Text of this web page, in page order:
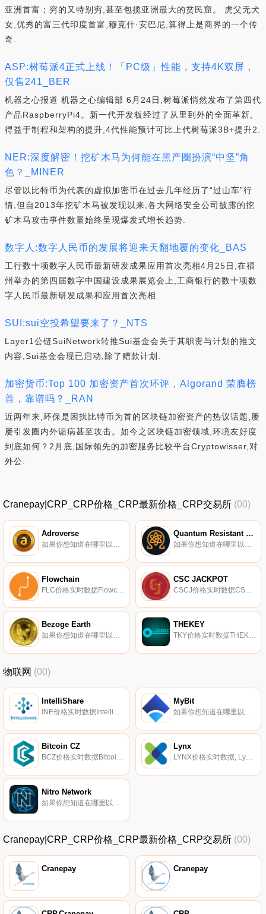
亚洲首富；穷的又特别穷,甚至包揽亚洲最大的贫民窟。 虎父无犬
女,优秀的富三代印度首富,穆克什·安巴尼,算得上是商界的一个传
奇.
ASP:树莓派4正式上线！「PC级」性能，支持4K双屏，
仅售241_BER
机器之心报道 机器之心编辑部 6月24日,树莓派悄然发布了第四代
产品RaspberryPi4。新一代开发板经过了从里到外的全面革新,
得益于制程和架构的提升,4代性能预计可比上代树莓派3B+提升2.
NER:深度解密！挖矿木马为何能在黑产圈扮演“中坚”角
色？_MINER
尽管以比特币为代表的虚拟加密币在过去几年经历了“过山车”行
情,但自2013年挖矿木马被发现以来,各大网络安全公司披露的挖
矿木马攻击事件数量始终呈现爆发式增长趋势.
数字人:数字人民币的发展将迎来天翻地覆的变化_BAS
工行数十项数字人民币最新研发成果应用首次亮相4月25日,在福
州举办的第四届数字中国建设成果展览会上,工商银行的数十项数
字人民币最新研发成果和应用首次亮相.
SUI:sui空投希望要来了？_NTS
Layer1公链SuiNetwork转推Sui基金会关于其职责与计划的推文
内容,Sui基金会现已启动,除了赠款计划.
加密货币:Top 100 加密资产首次环评，Algorand 荣膺榜
首，靠谱吗？_RAN
近两年来,环保是困扰比特币为首的区块链加密资产的热议话题,屡
屡引发圈内外诟病甚至攻击。如今之区块链加密领域,环境友好度
到底如何？2月底,国际领先的加密服务比较平台Cryptowisser,对
外公.
Cranepay|CRP_CRP价格_CRP最新价格_CRP交易所 (00)
Adroverse
如果你想知道在哪里以当前价格购买Adroverse,目前交易{Adroverse]股票的顶级加密货币交易所是LATOKEN和PancakeSwap（V2）。您可以在我们的加密货币交易所页面上找到其他列表。英雄元宇宙是一系列模拟Adroverse银河进化的游戏和应用程序.
Quantum Resistant Ledger
如果你想知道在哪里以当前价格购买Quantum Resistant Ledger,目前交易{Quantum Resistant Ledger]股票的顶级加密货币交易所是CoinTiger和Bittrex。您可以在我们的加密货币交易所页面上找到其他列表.
Flowchain
FLC价格实时数据Flowchain是一个物联网项目,利用分布式账本技术（DLT）实现对等物联网网络和实时数据交易。{二进制}-；s的PPKI技术为标记化硬件实时提供随机和唯一的公钥,无需任何中介即可快速安全地转移交易数字资产.
CSC JACKPOT
Bezoge Earth
如果你想知道在哪里以当前价格购买Bezoge Earth,目前交易{Bezoge Earth]股票的顶级加密货币交易所是MEXC。您可以在我们的加密货币交易所页面上找到其他列表.
THEKEY
TKY价格实时数据THEKEY（TKY）项目团队旨在在近地天体区块链上创建一个身份验证（IDV）工具。THEKEYIDV工具将通过使用政府授权的个人身份信息（PII）进行动态多维识别（BDMI）。据报道,IDV工具已在两个试点城市用于移动社会保险,人们可以在那里获得养老金或医疗保险报销.
物联网 (00)
IntelliShare MyBit
Bitcoin CZ
BCZ价格实时数据Bitcoin CZ旨在创建一个通过应用程序/小工具将区块链连接到物联网的社区。最初的重点将包括浏览器中的电子商务解决方案、混合器和基于网络的生态系统.
Lynx
LYNX价格实时数据, Lynx由北卡罗来纳州夏洛特市的一个团队于2017年12月24日推出,旨在为应用程序开发人员创建一个稳定、环保的平台,用于存储和验证关键数据.
Nitro Network
如果你想知道在哪里以当前价格购买Nitro Network,目前交易{Nitro Network]股票的顶级加密货币交易所是HuoNCash和Bitbns。您可以在我们的加密货币交易所页面上找到其他列表.
Cranepay|CRP_CRP价格_CRP最新价格_CRP交易所 (00)
Cranepay Cranepay